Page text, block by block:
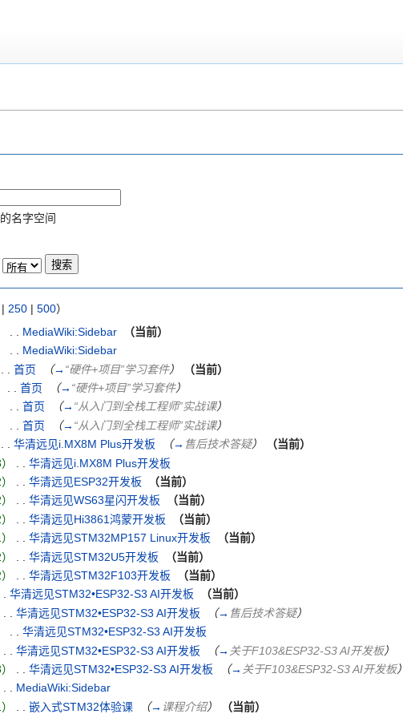
名字空间
| 250 | 500）
MediaWiki:Sidebar
（当前）
. . MediaWiki:Sidebar
首页 （→ “硬件+项目”学习套件）
（当前）
首页 （→ “硬件+项目”学习套件）
. . 首页 （→ “从入门到全栈工程师”实战课）
首页 （→ “从入门到全栈工程师”实战课）
. . 华清远见i.MX8M Plus开发板 （→ 售后技术答疑）
（当前）
华清远见i.MX8M Plus开发板
华清远见ESP32开发板
（当前）
. . 华清远见WS63星闪开发板
（当前）
华清远见Hi3861鸿蒙开发板
（当前）
. . 华清远见STM32MP157 Linux开发板
（当前）
华清远见STM32U5开发板
（当前）
华清远见STM32F103开发板
（当前）
. 华清远见STM32•ESP32-S3 AI开发板
（当前）
华清远见STM32•ESP32-S3 AI开发板 （→ 售后技术答疑）
华清远见STM32•ESP32-S3 AI开发板
华清远见STM32•ESP32-S3 AI开发板 （→ 关于F103&ESP32-S3 AI开发板）
华清远见STM32•ESP32-S3 AI开发板 （→ 关于F103&ESP32-S3 AI开发板）
. . MediaWiki:Sidebar
嵌入式STM32体验课 （→ 课程介绍）
（当前）